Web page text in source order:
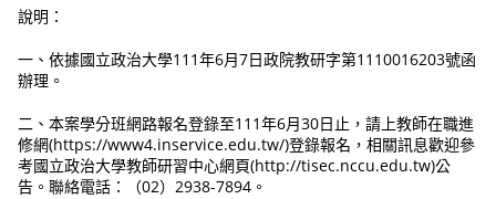
說明：
一、依據國立政治大學111年6月7日政院教研字第1110016203號函
辦理。
二、本案學分班網路報名登錄至111年6月30日止，請上教師在職進
修網(https://www4.inservice.edu.tw/)登錄報名，相關訊息歡迎參
考國立政治大學教師研習中心網頁(http://tisec.nccu.edu.tw)公
告。聯絡電話：（02）2938-7894。